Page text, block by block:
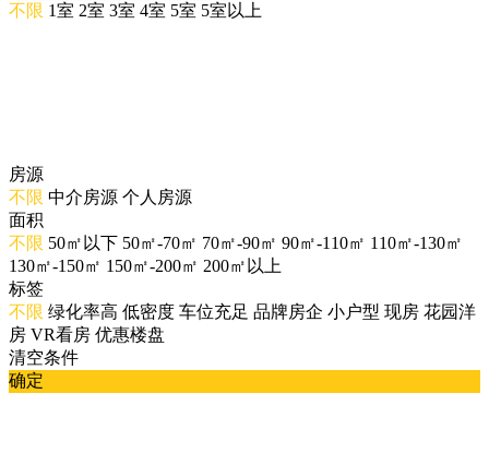
不限 1室 2室 3室 4室 5室 5室以上
房源
不限 中介房源 个人房源
面积
不限 50㎡以下 50㎡-70㎡ 70㎡-90㎡ 90㎡-110㎡ 110㎡-130㎡
130㎡-150㎡ 150㎡-200㎡ 200㎡以上
标签
不限 绿化率高 低密度 车位充足 品牌房企 小户型 现房 花园洋
房 VR看房 优惠楼盘
清空条件
确定